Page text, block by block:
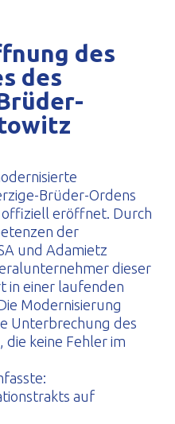
des
des
Brüder-Ordens
eröffnet. Durch
der
und Adamietz
dieser
in einer laufenden
Modernisierung
Unterbrechung des
die keine Fehler im
auf